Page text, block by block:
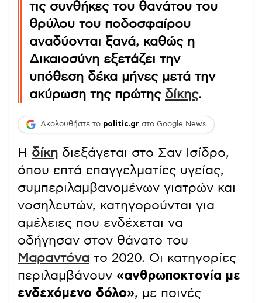
τις συνθήκες του θανάτου του
θρύλου του ποδοσφαίρου
αναδύονται ξανά, καθώς η
Δικαιοσύνη εξετάζει την
υπόθεση δέκα μήνες μετά την
ακύρωση της πρώτης δίκης.
Ακολουθήστε το politic.gr στο Google News
Η δίκη διεξάγεται στο Σαν Ισίδρο,
όπου επτά επαγγελματίες υγείας,
συμπεριλαμβανομένων γιατρών και
νοσηλευτών, κατηγορούνται για
αμέλειες που ενδέχεται να
οδήγησαν στον θάνατο του
Μαραντόνα το 2020. Οι κατηγορίες
περιλαμβάνουν «ανθρωποκτονία με
ενδεχόμενο δόλο», με ποινές